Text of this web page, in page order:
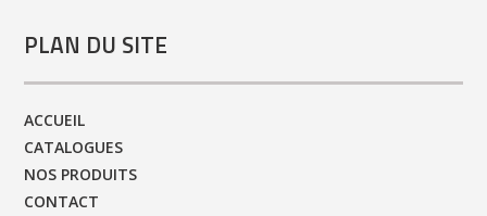
PLAN DU SITE
ACCUEIL
CATALOGUES
NOS PRODUITS
CONTACT